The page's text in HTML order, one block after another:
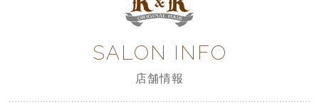
SALON INFO
店舗情報